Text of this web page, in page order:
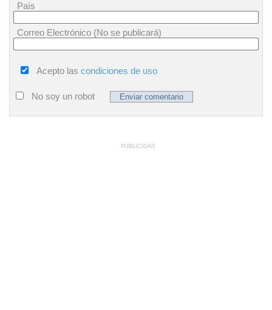
País
Correo Electrónico (No se publicará)
Acepto las condiciones de uso
No soy un robot
PUBLICIDAD